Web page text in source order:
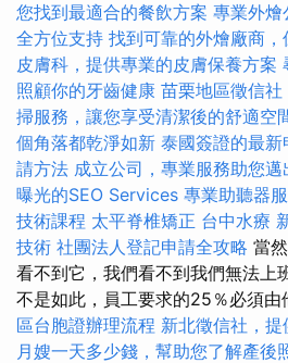
您找到最適合的餐飲方案 專業外燴
全方位支持 找到可靠的外燴廠商
皮膚科，提供專業的皮膚保養方案
照顧你的牙齒健康 苗栗地區徵信
掃服務，讓您享受清潔後的舒適空
個角落都乾淨如新 泰國簽證的最新
請方法 成立公司，專業服務助您
曝光的SEO Services 專業助聽器
技術課程 太平脊椎矯正 台中水療
技術 社團法人登記申請全攻略 當
看不到它，我們看不到我們無法上
不是如此，員工要求的25％必須由
區台胞證辦理流程 新北徵信社，
月嫂一天多少錢，幫助您了解產後